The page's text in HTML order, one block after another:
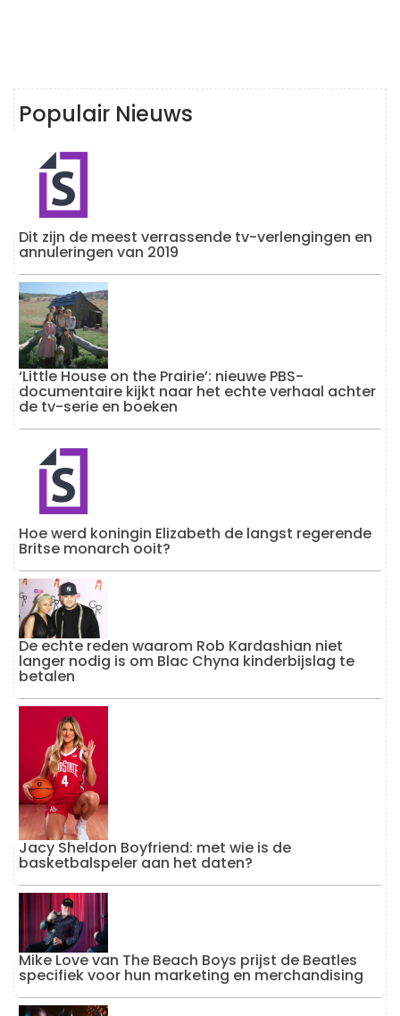
Populair Nieuws
Dit zijn de meest verrassende tv-verlengingen en
annuleringen van 2019
‘Little House on the Prairie’: nieuwe PBS-
documentaire kijkt naar het echte verhaal achter
de tv-serie en boeken
Hoe werd koningin Elizabeth de langst regerende
Britse monarch ooit?
De echte reden waarom Rob Kardashian niet
langer nodig is om Blac Chyna kinderbijslag te
betalen
Jacy Sheldon Boyfriend: met wie is de
basketbalspeler aan het daten?
Mike Love van The Beach Boys prijst de Beatles
specifiek voor hun marketing en merchandising